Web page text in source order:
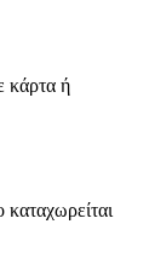
κάρτα ή